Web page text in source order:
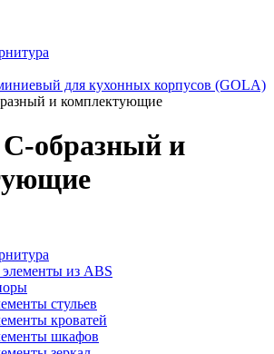
для кухонных корпусов (GOLA)
и комплектующие
образный и
из ABS
стульев
кроватей
шкафов